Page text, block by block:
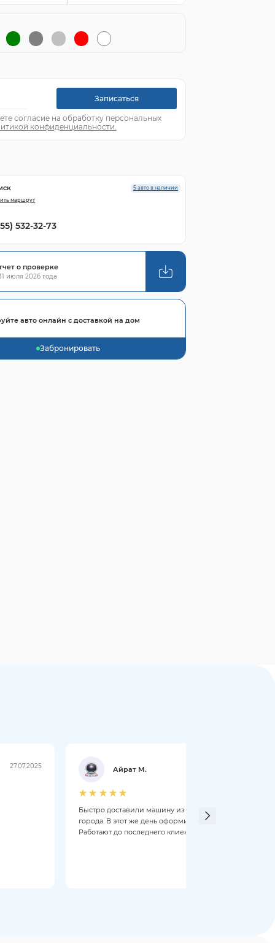
Записаться
согласие на обработку персональных
конфиденциальности.
5 авто в наличии
маршрут
532-32-73
о проверке
июля 2026 года
авто онлайн с доставкой на дом
Забронировать
27.07.2025 Айрат М.
Быстро доставили машину из другого
города. В этот же день оформили.
Работают до последнего клиента.